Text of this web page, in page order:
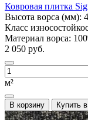
Ковровая плитка
Высота ворса (мм):
Класс
Материал ворса:
2 050 руб.
м²
В корзину Купить